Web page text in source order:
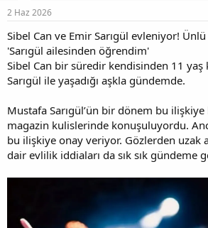
u
b
a
l
a
t
n
ç
a
r
i
i
2 Haz 2026
Sibel Can ve Emir Sarıgül evleniyor! Ünlü
'Sarıgül ailesinden öğrendim'
Sibel Can bir süredir kendisinden 11 yaş
Sarıgül ile yaşadığı aşkla gündemde.
Mustafa Sarıgül’ün bir dönem bu ilişkiye
magazin kulislerinde konuşuluyordu.
bu ilişkiye onay veriyor. Gözlerden uzak
dair evlilik iddiaları da sık sık gündeme